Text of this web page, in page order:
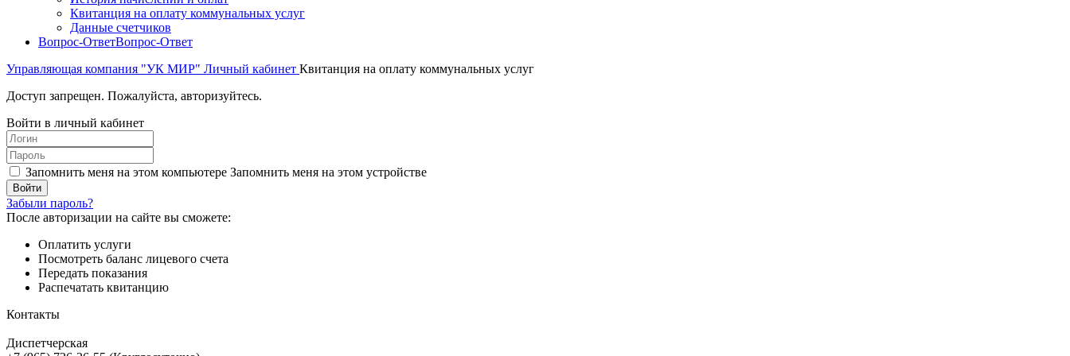
Квитанция на оплату коммунальных услуг
Данные счетчиков
Вопрос-ОтветВопрос-Ответ
Управляющая компания "УК МИР" Личный кабинет Квитанция на оплату коммунальных услуг
Доступ запрещен. Пожалуйста, авторизуйтесь.
Войти в личный кабинет
Запомнить меня на этом компьютере Запомнить меня на этом устройстве
Забыли пароль?
После авторизации на сайте вы сможете:
Оплатить услуги
Посмотреть баланс лицевого счета
Передать показания
Распечатать квитанцию
Контакты
Диспетчерская